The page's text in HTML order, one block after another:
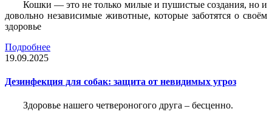
Кошки — это не только милые и пушистые создания, но и
довольно независимые животные, которые заботятся о своём
здоровье
Подробнее
19.09.2025
Дезинфекция для собак: защита от невидимых угроз
Здоровье нашего четвероногого друга – бесценно.